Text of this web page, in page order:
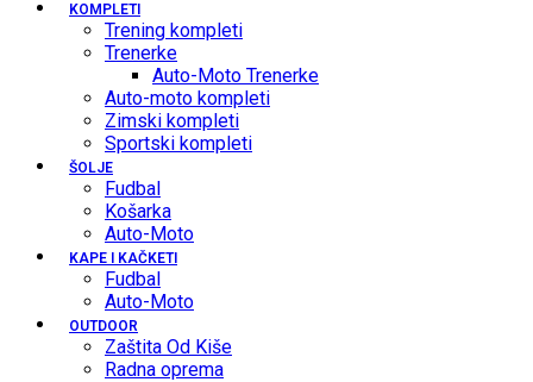
KOMPLETI
Trening kompleti
Trenerke
Auto-Moto Trenerke
Auto-moto kompleti
Zimski kompleti
Sportski kompleti
ŠOLJE
Fudbal
Košarka
Auto-Moto
KAPE I KAČKETI
Fudbal
Auto-Moto
OUTDOOR
Zaštita Od Kiše
Radna oprema